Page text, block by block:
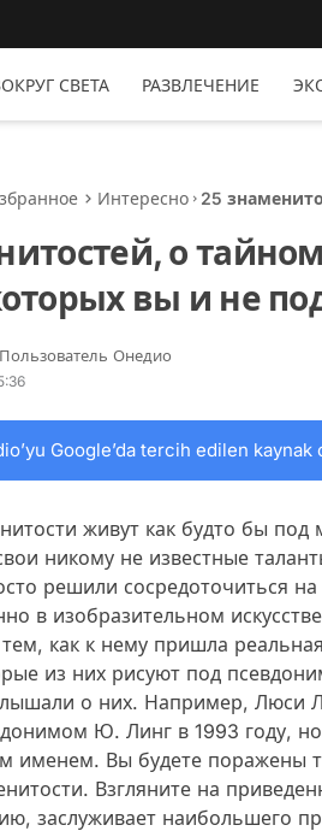
СВЕТА РАЗВЛЕЧЕНИЕ
Интересно
25
о
вы и не
Онедио
Google’da tercih edilen kaynak
живут как будто бы
никому не известные
решили сосредоточиться
в изобразительном
как к нему пришла
из них рисуют под
о них. Например, Люси
Ю. Линг в 1993 году,
именем. Вы будете поражены
Взгляните на
заслуживает наибольшего